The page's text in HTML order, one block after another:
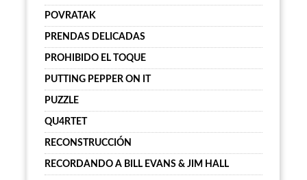
POVRATAK
PRENDAS DELICADAS
PROHIBIDO EL TOQUE
PUTTING PEPPER ON IT
PUZZLE
QU4RTET
RECONSTRUCCIÓN
RECORDANDO A BILL EVANS & JIM HALL